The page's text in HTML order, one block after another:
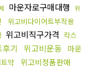
마운자로구매대행
위
위고비다이어트부작용
위고비직구가격 칵스
기 위고비운동
마운
약 위고비정품판매